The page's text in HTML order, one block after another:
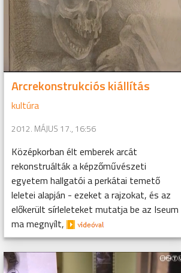
Arcrekonstrukciós kiállítás
kultúra
2012. MÁJUS 17., 16:56
Középkorban élt emberek arcát
rekonstruálták a képzőművészeti
egyetem hallgatói a perkátai temető
leletei alapján - ezeket a rajzokat, és az
előkerült sírleleteket mutatja be az Iseum
ma megnyílt,